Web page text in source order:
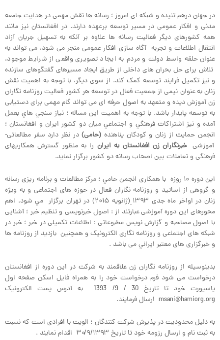
در جهان درهم تنیده و شبکه ای امروز ؛ رسانه ها نقش مهمی در هدایت جامعه
مدنی و افکار عمومی در مسیر توسعه برعهده دارند. در افغانستان نيز مانند
همه کشورهای دیگر فعالیت رسانه ها علاوه بر آنکه به تسهيل جریان آزاد
انتقال اطلاعات و تجربه آگاه سازی افکار عمومی منجر می شود، می تواند به
عنوان حلقه واسط دولت و مردم به ایجاد تصویری واقعی از شرایط موجود،
تلاش برای حل بحران های داخلی از طریق ایجاد مسیرهای گفتگوهای سازنده
و نیز تکمیل فرایند توسعه کمک کند. از سوی دیگر، با توجه به اهمیت نقش
زنان به عنوان نیمی از جمعیت فعال در توسعه هر کشور فعالیت روزنامه نگاران
زن آموزش دیده و متعهد به اصول حرفه ای می تواند گام مهمی برای دستیابی
به توسعه پایدار باشد. با توجه به اهمیت این مساله ؛ نياز سنجي هاي بعمل
آمده و نيز اشتراکات فرهنگي و اجتماعي ميان دو کشور ايران و افغانستان ؛
انجمن حمایت از زنان و کودکان پناهنده (حامی)در نظر دارد سفر مطالعاتی-
آموزشی خبرنگاران زن افغانستان به ایران را به منظور گسترش همکاریهای
فرهنگی و تعاملات بین اصحاب رسانه دو کشور برگزار نماید.
این دوره ۱۰ روزه با همکاری انجمن حامي ؛ مرکز مطالعات و برنامه ریزی رسانه
و گروهی از اساتيد و روزنامه نگاران فعال در حوزه های اجتماعی و به ویژه
زنان در اواخر ماه جدی ۱۳۹۳ ِ(ژانويه ۲۰۱۵) در تهران برگزار مي شود. اهم
محورهای اين دوره آموزشی عبارتند از : اصول خبرنویسی و تنظیم خبر ؛ آشنایی
با اصول مصاحبه و گزارش نویس مطبوعاتی ؛ اطلاعات تکمیلی در خبر ؛ خبر در
شبکه های اجتماعی و روزنامه نگاری الکترونیک و همچنين بازدید از روزنامه ها
و خبرگزاری های معتبر ایراني می باشد .
بدينوسيله از روزنامه نگاران زن علاقمند به شرکت در این دوره از افغانستان
درخواست می شود فرم درخواست خود را به همراه فايل اسکن صفحه اول
پاسپورت خود تا تاریخ 30 / 9/ 1393 به آدرس پست الکترونیک
msani@hamiorg.org ارسال فرمایند.
به دلیل محدودیت در پذیرش شرکت کنندگان ؛ الویت با افرادی است که نسبت
به ثبت نام و ارسال رزومه خود تا تاریخ ۳۰/۹/۱۳۹۳ اقدام نمایند .